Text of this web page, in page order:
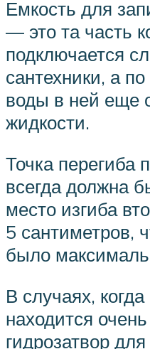
Емкость для
— это та часть
подключается
сантехники, а
воды в ней еще
жидкости.
Точка перегиба
всегда должна
место изгиба
5 сантиметров,
было
В случаях,
находится
гидрозатвор